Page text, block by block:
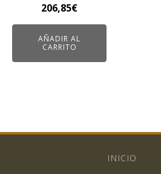
206,85€
AÑADIR AL
CARRITO
INICIO